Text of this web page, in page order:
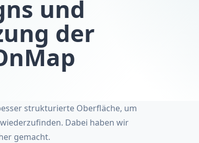
und
der
strukturierte Oberfläche, um
Dabei haben wir
gemacht.